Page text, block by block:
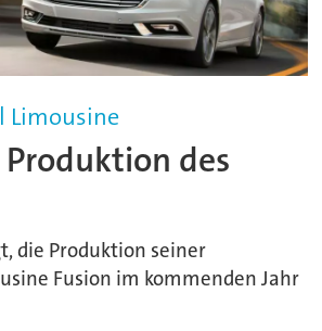
Limousine
des
die Produktion seiner
Fusion im kommenden Jahr